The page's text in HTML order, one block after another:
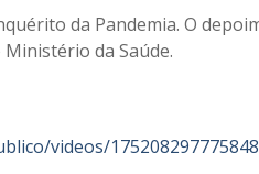
da Pandemia. O
da Saúde.
videos/